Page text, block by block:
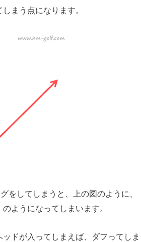
まう点になります。
をしてしまうと、上の図のように、
ようになってしまいます。
ドが入ってしまえば、ダフってしま